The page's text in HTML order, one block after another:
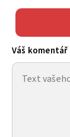
Váš komentář